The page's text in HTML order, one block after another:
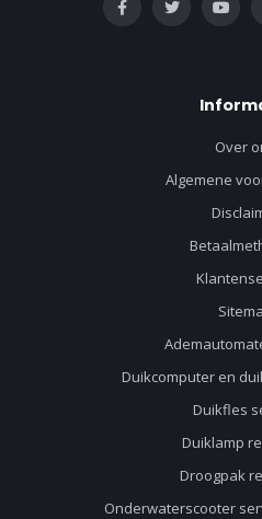
Over
Algemene
Duikcomputer en
Duikfles
Duiklamp
Droogpak
Onderwaterscooter